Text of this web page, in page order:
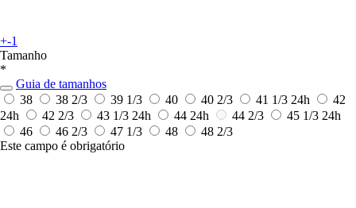
+-1
Tamanho
*
Guia de tamanhos
38
38 2/3 39 1/3 40 40 2/3 41 1/3 24h
42
24h
42 2/3 43 1/3 24h 44 24h 44 2/3 45 1/3 24h
46
46 2/3 47 1/3 48
48 2/3
Este campo é obrigatório